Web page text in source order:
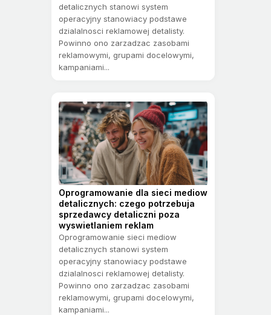
detalicznych stanowi system
operacyjny stanowiacy podstawe
dzialalnosci reklamowej detalisty.
Powinno ono zarzadzac zasobami
reklamowymi, grupami docelowymi,
kampaniami...
Oprogramowanie dla sieci mediow
detalicznych: czego potrzebuja
sprzedawcy detaliczni poza
wyswietlaniem reklam
Oprogramowanie sieci mediow
detalicznych stanowi system
operacyjny stanowiacy podstawe
dzialalnosci reklamowej detalisty.
Powinno ono zarzadzac zasobami
reklamowymi, grupami docelowymi,
kampaniami...